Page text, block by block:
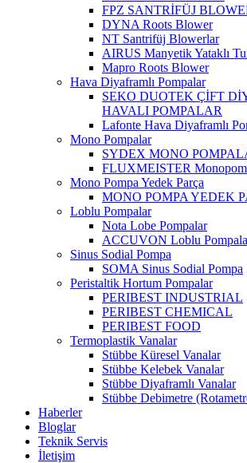
FPZ SANTRİFÜJ
DYNA Roots Blower
NT Santrifüj Blowerlar
AIRUS Manyetik Yataklı
Mapro Roots Blower
Hava Diyaframlı Pompalar
SEKO DUOTEK ÇİFT
HAVALI POMPALAR
Lafonte Hava Diyaframlı
Mono Pompalar
SYDEX MONO
FLUXMEISTER
Mono Pompa Yedek Parça
MONO POMPA YEDEK
Loblu Pompalar
Nota Lobe Pompalar
ACCUVON Loblu
Sinus Sodial Pompa
SOMA Sinus Sodial Pompa
Peristaltik Hortum Pompalar
PERIBEST INDUSTRIAL
PERIBEST CHEMICAL
PERIBEST FOOD
Termoplastik Vanalar
Stübbe Küresel Vanalar
Stübbe Kelebek Vanalar
Stübbe Diyaframlı Vanalar
Stübbe Debimetre
Haberler
Bloglar
Teknik Servis
İletişim